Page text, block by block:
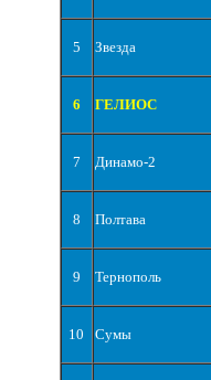
5 Звезда
6 ГЕЛИОС
7 Динамо-2
8 Полтава
9 Тернополь
10 Сумы